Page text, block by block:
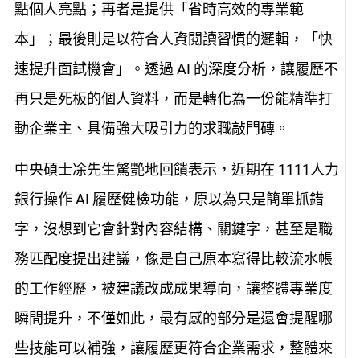
點個人亮點；再者是提供「省時高效的專業範
本」；最後則是以符合人資閱讀習慣的邏輯，「快
速提升面試機會」。透過 AI 的深度分析，讓履歷不
再只是死板的個人資料，而是轉化為一份能精準打
動企業主、具備強大吸引力的求職敲門磚。
中央碩士凃先生驚艷地回饋表示，近期在 1111人力
銀行操作 AI 履歷健檢功能，原以為只是簡單抓錯
字，沒想到它會針對內容結構、關鍵字，甚至是職
務匹配度提出建議，像是自己原本寫得比較流水帳
的工作經歷，被建議改成成果導向，讓整體專業度
瞬間提升，不僅如此，最有感的部分是還會提醒哪
些技能可以補強，讓履歷更符合企業需求，整體來